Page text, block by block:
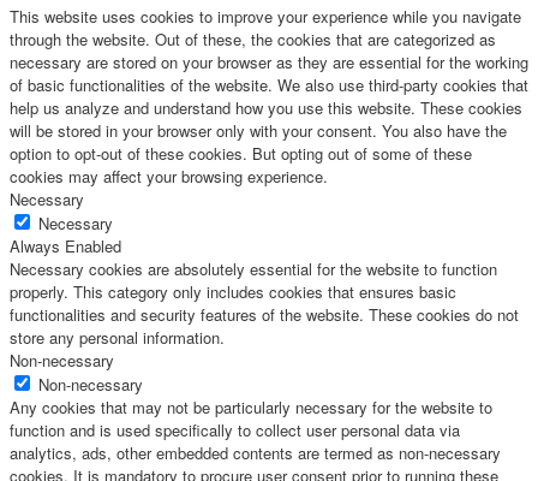
This website uses cookies to improve your experience while you navigate
through the website. Out of these, the cookies that are categorized as
necessary are stored on your browser as they are essential for the working
of basic functionalities of the website. We also use third-party cookies that
help us analyze and understand how you use this website. These cookies
will be stored in your browser only with your consent. You also have the
option to opt-out of these cookies. But opting out of some of these
cookies may affect your browsing experience.
Necessary
Necessary
Always Enabled
Necessary cookies are absolutely essential for the website to function
properly. This category only includes cookies that ensures basic
functionalities and security features of the website. These cookies do not
store any personal information.
Non-necessary
Non-necessary
Any cookies that may not be particularly necessary for the website to
function and is used specifically to collect user personal data via
analytics, ads, other embedded contents are termed as non-necessary
cookies. It is mandatory to procure user consent prior to running these